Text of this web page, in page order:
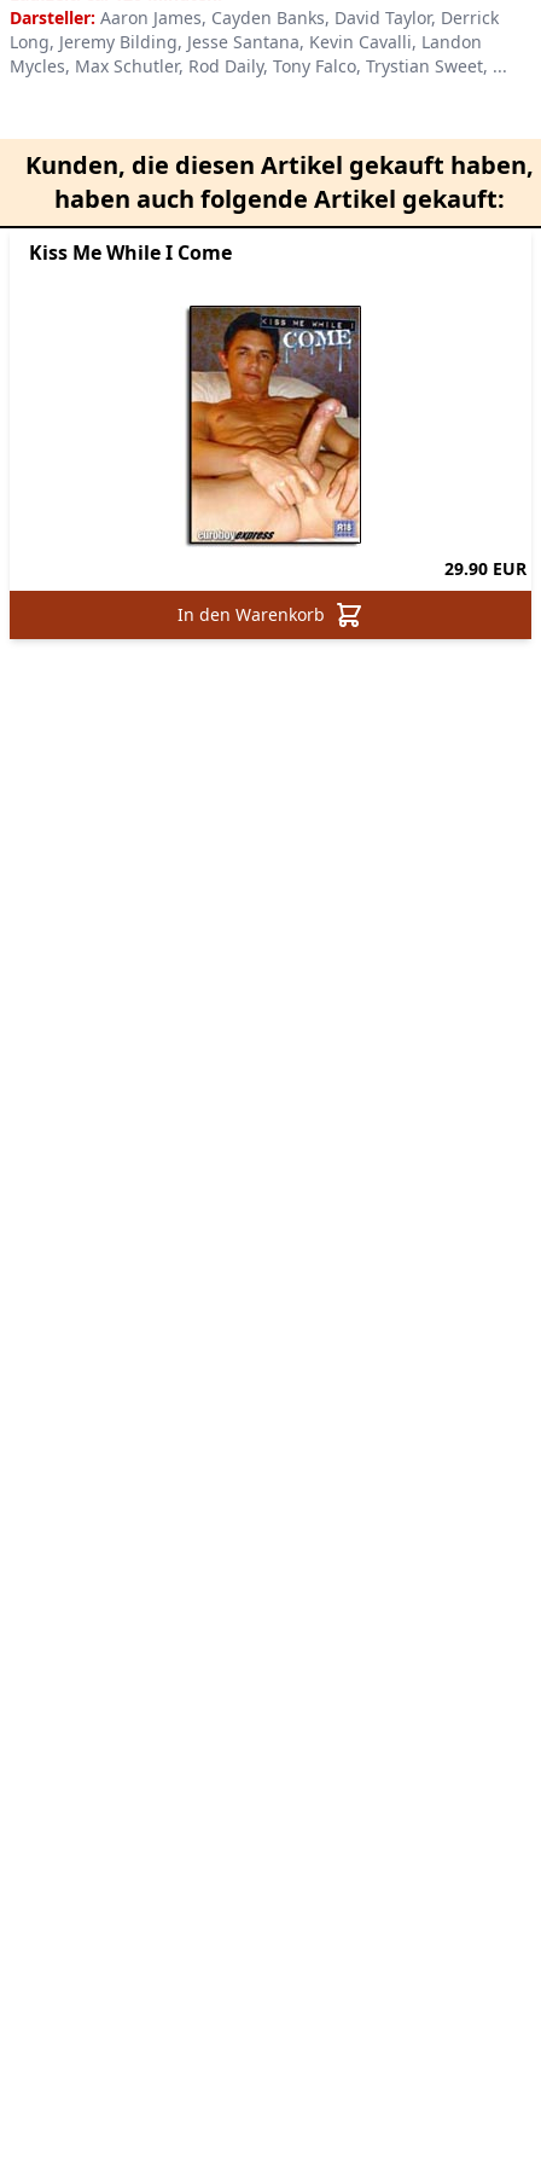
Darsteller: Aaron James, Cayden Banks, David Taylor, Derrick
Long, Jeremy Bilding, Jesse Santana, Kevin Cavalli, Landon
Mycles, Max Schutler, Rod Daily, Tony Falco, Trystian Sweet, ...
Kunden, die diesen Artikel gekauft haben,
haben auch folgende Artikel gekauft:
Kiss Me While I Come
29.90 EUR
In den Warenkorb